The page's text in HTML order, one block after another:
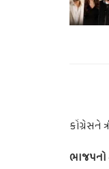
કોંગ્રેસને
ભાજપનો